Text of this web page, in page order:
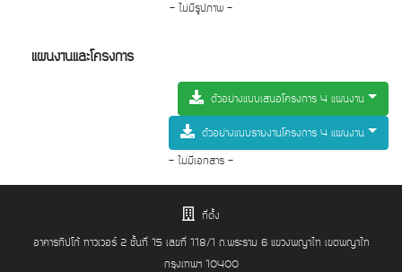
- ไม่มีรูปภาพ -
แผนงานและโครงการ
ตัวอย่างแบบเสนอโครงการ 4 แผนงาน
ตัวอย่างแบบรายงานโครงการ 4 แผนงาน
- ไม่มีเอกสาร -
ที่ตั้ง
อาคารทิปโก้ ทาวเวอร์ 2 ชั้นที่ 15 เลขที่ 118/1 ถ.พระราม 6 แขวงพญาไท เขตพญาไท
กรุงเทพฯ 10400